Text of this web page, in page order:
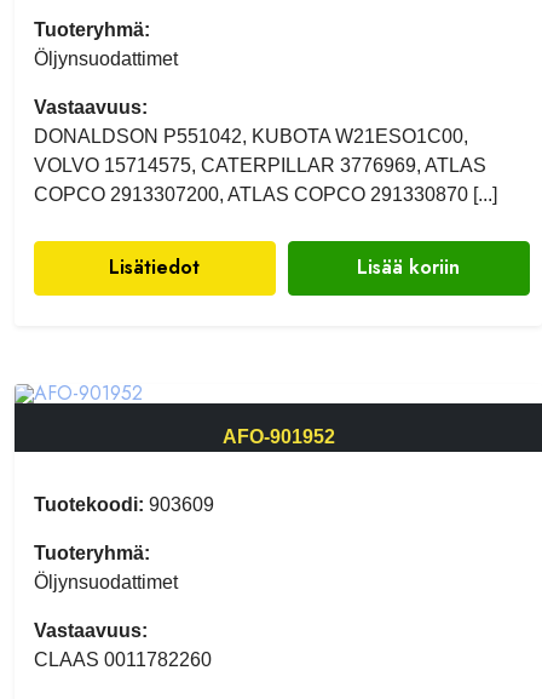
Tuoteryhmä:
Öljynsuodattimet
Vastaavuus:
DONALDSON P551042, KUBOTA W21ESO1C00,
VOLVO 15714575, CATERPILLAR 3776969, ATLAS
COPCO 2913307200, ATLAS COPCO 291330870 [...]
Lisätiedot Lisää koriin
AFO-901952
Tuotekoodi: 903609
Tuoteryhmä:
Öljynsuodattimet
Vastaavuus:
CLAAS 0011782260